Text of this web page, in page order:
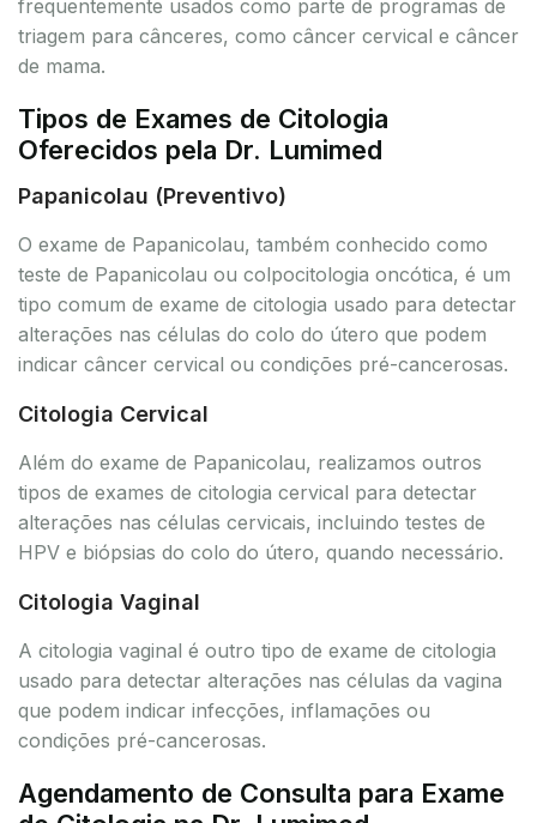
frequentemente usados como parte de programas de
triagem para cânceres, como câncer cervical e câncer
de mama.
Tipos de Exames de Citologia
Oferecidos pela Dr. Lumimed
Papanicolau (Preventivo)
O exame de Papanicolau, também conhecido como
teste de Papanicolau ou colpocitologia oncótica, é um
tipo comum de exame de citologia usado para detectar
alterações nas células do colo do útero que podem
indicar câncer cervical ou condições pré-cancerosas.
Citologia Cervical
Além do exame de Papanicolau, realizamos outros
tipos de exames de citologia cervical para detectar
alterações nas células cervicais, incluindo testes de
HPV e biópsias do colo do útero, quando necessário.
Citologia Vaginal
A citologia vaginal é outro tipo de exame de citologia
usado para detectar alterações nas células da vagina
que podem indicar infecções, inflamações ou
condições pré-cancerosas.
Agendamento de Consulta para Exame